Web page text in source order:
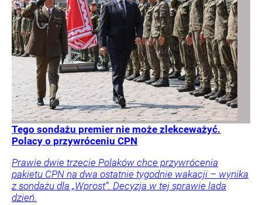
Tego sondażu premier nie może zlekceważyć.
Polacy o przywróceniu CPN
Prawie dwie trzecie Polaków chce przywrócenia
pakietu CPN na dwa ostatnie tygodnie wakacji – wynika
z sondażu dla „Wprost”. Decyzja w tej sprawie lada
dzień.